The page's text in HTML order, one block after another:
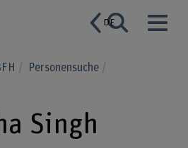
DE
Personensuche
Singh